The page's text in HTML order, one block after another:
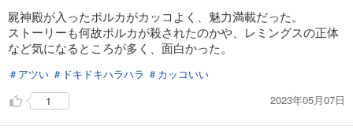
屍神殿が入ったポルカがカッコよく、魅力満載だった。
ストーリーも何故ポルカが殺されたのかや、レミングスの正体
など気になるところが多く、面白かった。
＃アツい ＃ドキドキハラハラ ＃カッコいい
1
2023年05月07日